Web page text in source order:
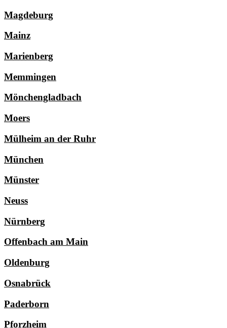
Magdeburg
Mainz
Marienberg
Memmingen
Mönchengladbach
Moers
Mülheim an der Ruhr
München
Münster
Neuss
Nürnberg
Offenbach am Main
Oldenburg
Osnabrück
Paderborn
Pforzheim